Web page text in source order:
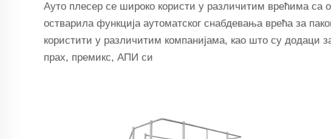
Ауто плесер се широко користи у различитим врећима са
остварила функција аутоматског снабдевања врећа за
користити у различитим компанијама, као што су додаци
прах, премикс, АПИ си